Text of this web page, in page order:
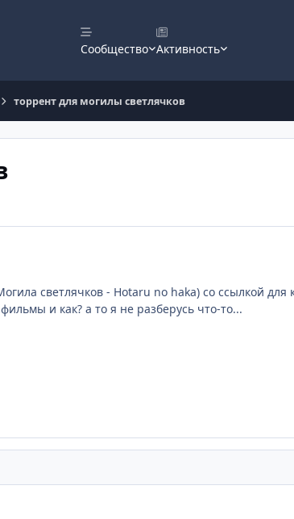
Сообщество Активность
торрент для могилы светлячков
светлячков - Hotaru no haka) со ссылкой
и как? а то я не разберусь что-то...